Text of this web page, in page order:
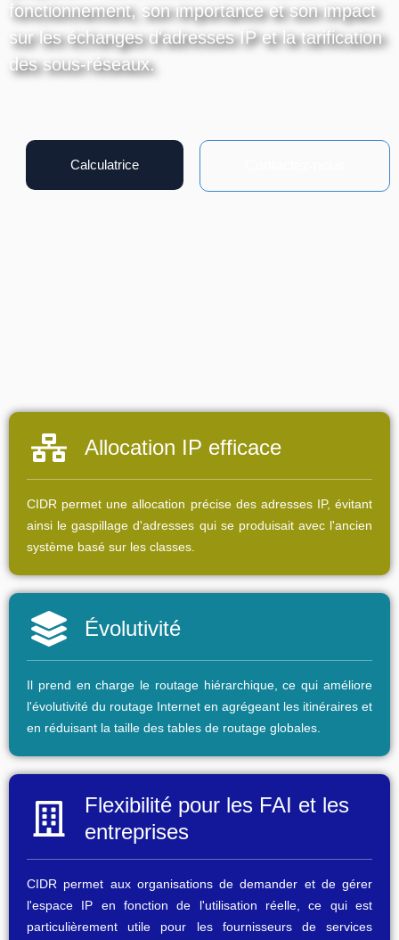
fonctionnement, son importance et son impact
sur les échanges d'adresses IP et la tarification
des sous-réseaux.
Calculatrice
Allocation IP efficace
CIDR permet une allocation précise des adresses IP, évitant
ainsi le gaspillage d'adresses qui se produisait avec l'ancien
système basé sur les classes.
Évolutivité
Il prend en charge le routage hiérarchique, ce qui améliore
l'évolutivité du routage Internet en agrégeant les itinéraires et
en réduisant la taille des tables de routage globales.
Flexibilité pour les FAI et les
entreprises
CIDR permet aux organisations de demander et de gérer
l'espace IP en fonction de l'utilisation réelle, ce qui est
particulièrement utile pour les fournisseurs de services